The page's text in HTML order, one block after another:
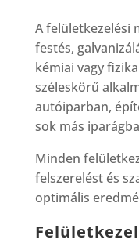
A felületkezelési
festés,
kémiai vagy
széleskörű
autóiparban,
sok más
Minden
felszerelést és
optimális